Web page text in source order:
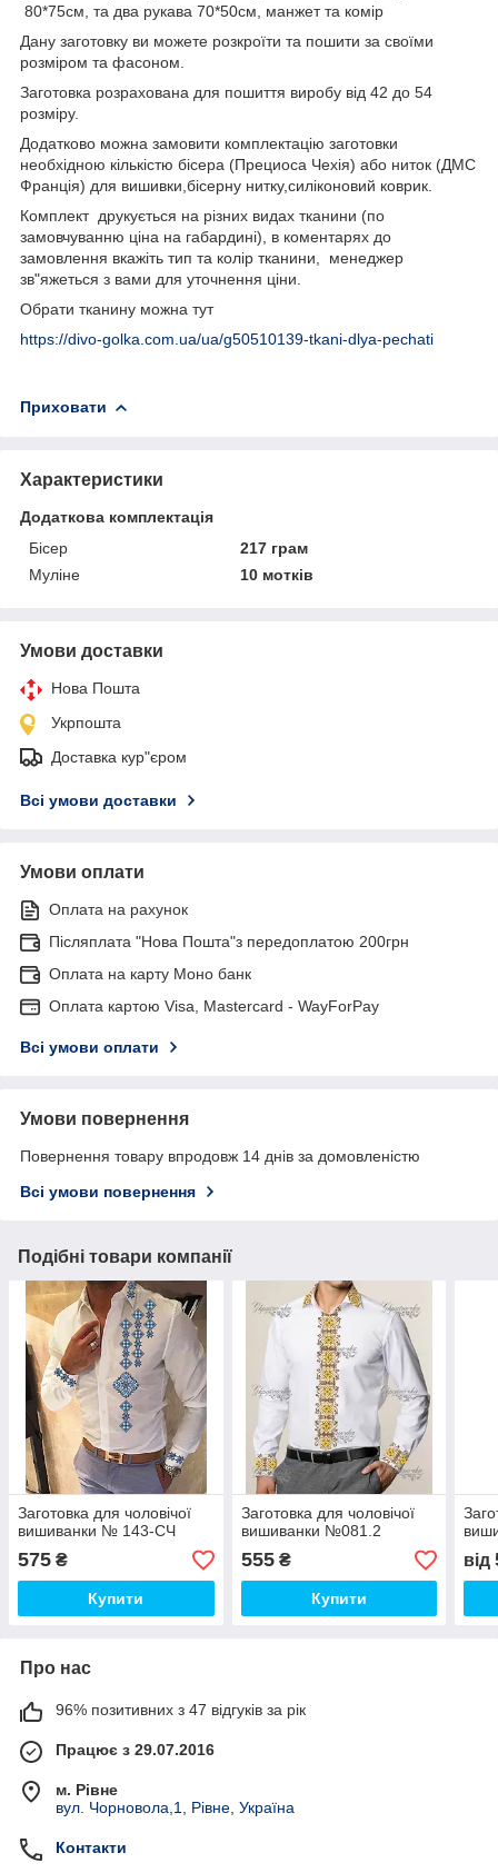
80*75см, та два рукава 70*50см, манжет та комір
Дану заготовку ви можете розкроїти та пошити за своїми
розміром та фасоном.
Заготовка розрахована для пошиття виробу від 42 до 54
розміру.
Додатково можна замовити комплектацію заготовки
необхідною кількістю бісера (Прециоса Чехія) або ниток (ДМС
Франція) для вишивки,бісерну нитку,силіконовий коврик.
Комплект друкується на різних видах тканини (по
замовчуванню ціна на габардині), в коментарях до
замовлення вкажіть тип та колір тканини, менеджер
зв"яжеться з вами для уточнення ціни.
Обрати тканину можна тут
https://divo-golka.com.ua/ua/g50510139-tkani-dlya-pechati
Приховати
Характеристики
Додаткова комплектація
Бісер
217 грам
Муліне
10 мотків
Умови доставки
Нова Пошта
Укрпошта
Доставка кур"єром
Всі умови доставки
Умови оплати
Оплата на рахунок
Післяплата "Нова Пошта"з передоплатою 200грн
Оплата на карту Моно банк
Оплата картою Visa, Mastercard - WayForPay
Всі умови оплати
Умови повернення
Повернення товару впродовж 14 днів за домовленістю
Всі умови повернення
Подібні товари компанії
Заготовка для чоловічої
вишиванки № 143-СЧ
575 ₴
Купити
Заготовка для чоловічої
вишиванки №081.2
555₴
Купити
від
Про нас
96% позитивних з 47 відгуків за рік
Працює з 29.07.2016
м. Рівне
вул. Чорновола,1, Рівне, Україна
Контакти